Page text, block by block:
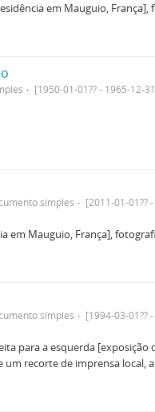
em Mauguio,
[1950-01-01?? - 1965-12-
simples
[2011-01-01??
em Mauguio, França],
simples
[1994-03-01??
para a esquerda [exposição
recorte de imprensa local,